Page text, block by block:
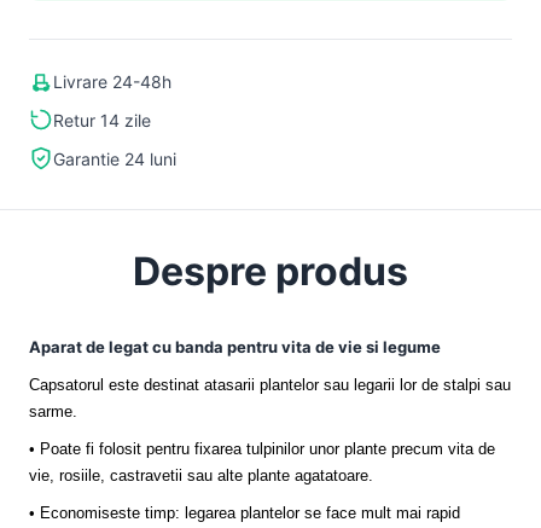
Livrare 24-48h
Retur 14 zile
Garantie 24 luni
Despre produs
Aparat de legat cu banda pentru vita de vie si legume
Capsatorul este destinat atasarii plantelor sau legarii lor de stalpi sau
sarme.
• Poate fi folosit pentru fixarea tulpinilor unor plante precum vita de
vie, rosiile, castravetii sau alte plante agatatoare.
• Economiseste timp: legarea plantelor se face mult mai rapid